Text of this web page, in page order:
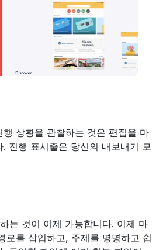
상황을 관찰하는 것은 편집을 마
진행 표시줄은 당신의 내보내기 모
는 것이 이제 가능합니다. 이제 마
로를 삽입하고, 주제를 명명하고 쉽